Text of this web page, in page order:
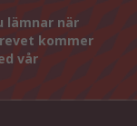
lämnar när
kommer
vår